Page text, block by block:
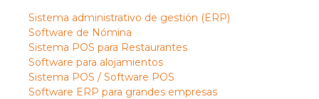
Sistema administrativo de gestión (ERP)
Software de Nómina
Sistema POS para Restaurantes
Software para alojamientos
Sistema POS / Software POS
Software ERP para grandes empresas